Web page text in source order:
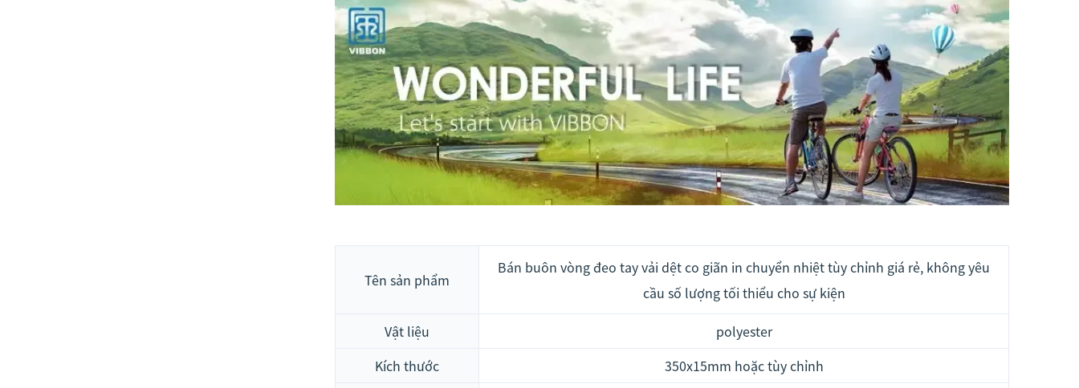
Tên sản phẩm
Bán buôn vòng đeo tay vải dệt co giãn in chuyển nhiệt tùy chỉnh giá rẻ, không yêu
cầu số lượng tối thiểu cho sự kiện
Vật liệu
polyester
Kích thước
350x15mm hoặc tùy chỉnh